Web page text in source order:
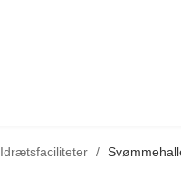
Tilbage til
Idrætsfaciliteter /